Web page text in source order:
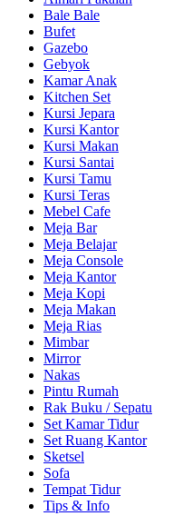
Bale Bale
Bufet
Gazebo
Gebyok
Kamar Anak
Kitchen Set
Kursi Jepara
Kursi Kantor
Kursi Makan
Kursi Santai
Kursi Tamu
Kursi Teras
Mebel Cafe
Meja Bar
Meja Belajar
Meja Console
Meja Kantor
Meja Kopi
Meja Makan
Meja Rias
Mimbar
Mirror
Nakas
Pintu Rumah
Rak Buku / Sepatu
Set Kamar Tidur
Set Ruang Kantor
Sketsel
Sofa
Tempat Tidur
Tips & Info